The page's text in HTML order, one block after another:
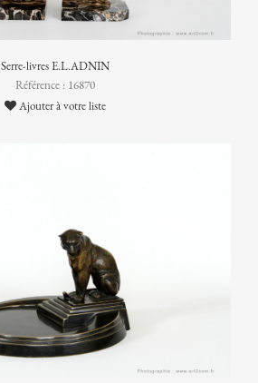
Serre-livres E.L.ADNIN
Référence : 16870
Ajouter à votre liste